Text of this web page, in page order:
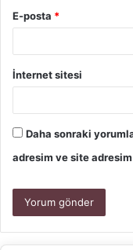
E-posta *
İnternet sitesi
Daha sonraki
adresim ve site